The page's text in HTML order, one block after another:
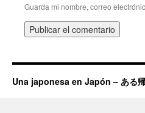
Guarda mi nombre, correo
Una japonesa en Japón – ある